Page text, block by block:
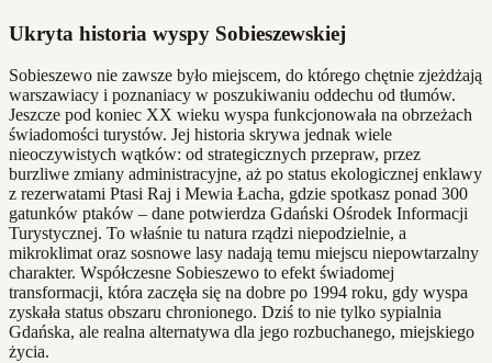
Ukryta historia wyspy Sobieszewskiej
Sobieszewo nie zawsze było miejscem, do którego chętnie zjeżdżają
warszawiacy i poznaniacy w poszukiwaniu oddechu od tłumów.
Jeszcze pod koniec XX wieku wyspa funkcjonowała na obrzeżach
świadomości turystów. Jej historia skrywa jednak wiele
nieoczywistych wątków: od strategicznych przepraw, przez
burzliwe zmiany administracyjne, aż po status ekologicznej enklawy
z rezerwatami Ptasi Raj i Mewia Łacha, gdzie spotkasz ponad 300
gatunków ptaków – dane potwierdza Gdański Ośrodek Informacji
Turystycznej. To właśnie tu natura rządzi niepodzielnie, a
mikroklimat oraz sosnowe lasy nadają temu miejscu niepowtarzalny
charakter. Współczesne Sobieszewo to efekt świadomej
transformacji, która zaczęła się na dobre po 1994 roku, gdy wyspa
zyskała status obszaru chronionego. Dziś to nie tylko sypialnia
Gdańska, ale realna alternatywa dla jego rozbuchanego, miejskiego
życia.